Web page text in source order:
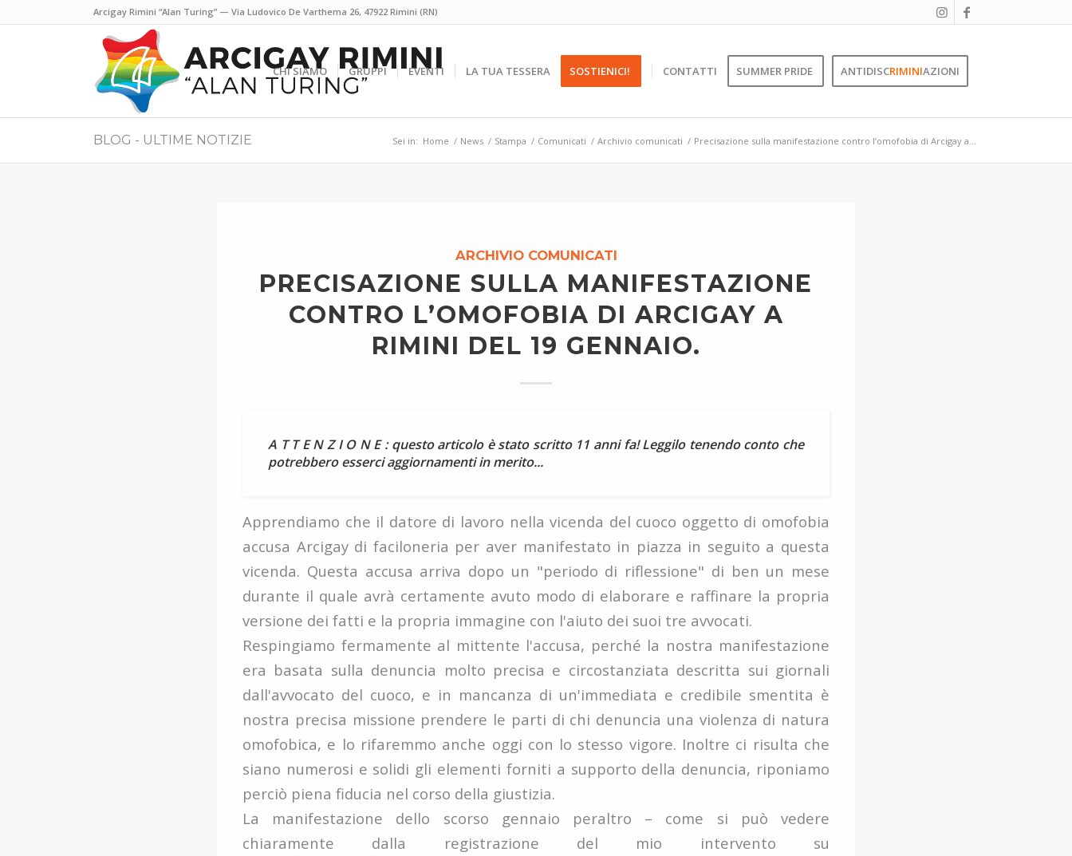
Arcigay Rimini “Alan Turing” — Via Ludovico De Varthema 26, 47922 Rimini (RN)
CHI SIAMO GRUPPI EVENTI LA TUA TESSERA SOSTIENICI! CONTATTI SUMMER PRIDE ANTIDISCRIMINIAZIONI
BLOG - ULTIME NOTIZIE Sei in: Home / News / Stampa / Comunicati / Archivio comunicati / Precisazione sulla manifestazione contro l’omofobia di Arcigay a...
ARCHIVIO COMUNICATI
PRECISAZIONE SULLA MANIFESTAZIONE
CONTRO L’OMOFOBIA DI ARCIGAY A
RIMINI DEL 19 GENNAIO.
A T T E N Z I O N E : questo articolo è stato scritto 11 anni fa! Leggilo tenendo conto che
potrebbero esserci aggiornamenti in merito...
Apprendiamo che il datore di lavoro nella vicenda del cuoco oggetto di omofobia
accusa Arcigay di faciloneria per aver manifestato in piazza in seguito a questa
vicenda. Questa accusa arriva dopo un "periodo di riflessione" di ben un mese
durante il quale avrà certamente avuto modo di elaborare e raffinare la propria
versione dei fatti e la propria immagine con l'aiuto dei suoi tre avvocati.
Respingiamo fermamente al mittente l'accusa, perché la nostra manifestazione
era basata sulla denuncia molto precisa e circostanziata descritta sui giornali
dall'avvocato del cuoco, e in mancanza di un'immediata e credibile smentita è
nostra precisa missione prendere le parti di chi denuncia una violenza di natura
omofobica, e lo rifaremmo anche oggi con lo stesso vigore. Inoltre ci risulta che
siano numerosi e solidi gli elementi forniti a supporto della denuncia, riponiamo
perciò piena fiducia nel corso della giustizia.
La manifestazione dello scorso gennaio peraltro – come si può vedere
chiaramente dalla registrazione del mio intervento su